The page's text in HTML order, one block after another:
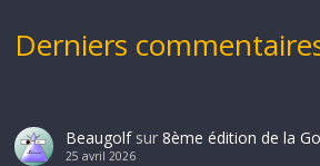
Derniers
Beaugolfsur 8ème édition de la
25 avril 2026